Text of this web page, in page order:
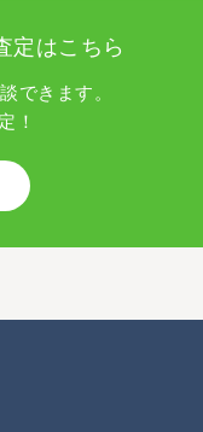
定はこちら
できます。
！